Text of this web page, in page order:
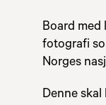
Board med
fotografi
Norges
Denne